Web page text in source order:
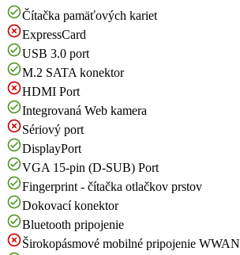
Čítačka pamäťových kariet
ExpressCard
USB 3.0 port
M.2 SATA konektor
HDMI Port
Integrovaná Web kamera
Sériový port
DisplayPort
VGA 15-pin (D-SUB) Port
Fingerprint - čítačka otlačkov prstov
Dokovací konektor
Bluetooth pripojenie
Širokopásmové mobilné pripojenie WWAN